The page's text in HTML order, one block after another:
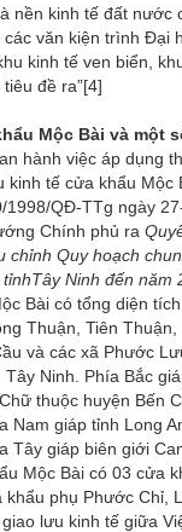
nền kinh tế đất nước
văn kiện trình Đại
kinh tế ven biển,
đề ra”[4]
Mộc Bài và một
hành việc áp dụng
kinh tế cửa khẩu Mộc
1998/QĐ-TTg ngày
Chính phủ ra
chỉnh Quy hoạch
Ninh đến năm
Bài có tổng diện
Thuận, Tiên
và các xã Phước
Ninh. Phía Bắc
thuộc huyện Bến
Nam giáp tỉnh Long
Tây giáp biên giới
Mộc Bài có 03 cửa
khẩu phụ Phước Chỉ,
lưu kinh tế giữa